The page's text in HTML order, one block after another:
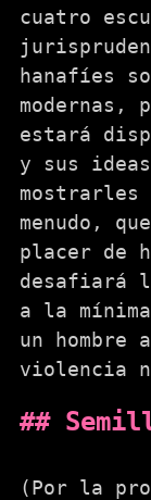
cuatro
hanafíes
modernas,
estará
y sus
menudo,
placer de
desafiará
a la
un hombre
violencia
(Por la